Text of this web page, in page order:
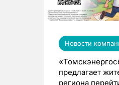
Новости
предлагает
региона